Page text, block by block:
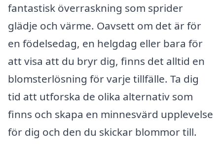
fantastisk överraskning som sprider
glädje och värme. Oavsett om det är för
en födelsedag, en helgdag eller bara för
att visa att du bryr dig, finns det alltid en
blomsterlösning för varje tillfälle. Ta dig
tid att utforska de olika alternativ som
finns och skapa en minnesvärd upplevelse
för dig och den du skickar blommor till.